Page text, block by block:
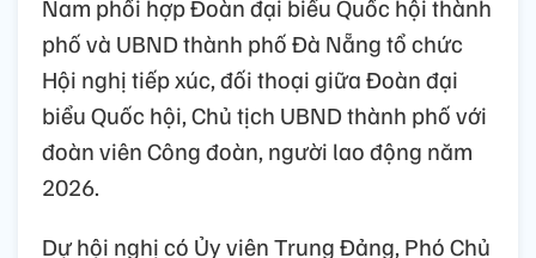
Nam phối hợp Đoàn đại biểu Quốc hội thành
phố và UBND thành phố Đà Nẵng tổ chức
Hội nghị tiếp xúc, đối thoại giữa Đoàn đại
biểu Quốc hội, Chủ tịch UBND thành phố với
đoàn viên Công đoàn, người lao động năm
2026.
Dự hội nghị có Ủy viên Trung Đảng, Phó Chủ